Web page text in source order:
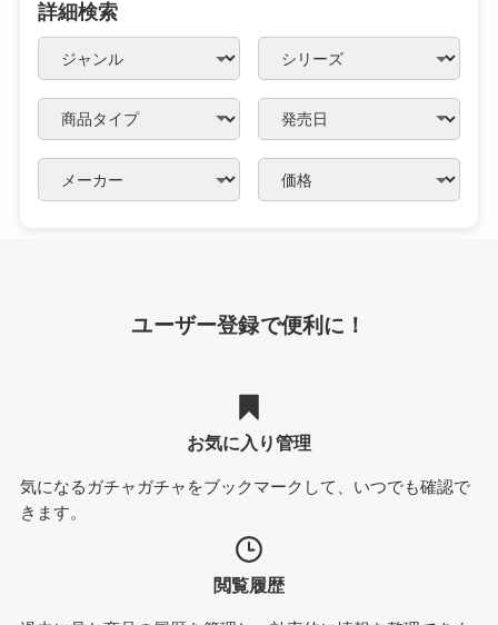
詳細検索
ユーザー登録で便利に！
お気に入り管理
気になるガチャガチャをブックマークして、いつでも確認で
きます。
閲覧履歴